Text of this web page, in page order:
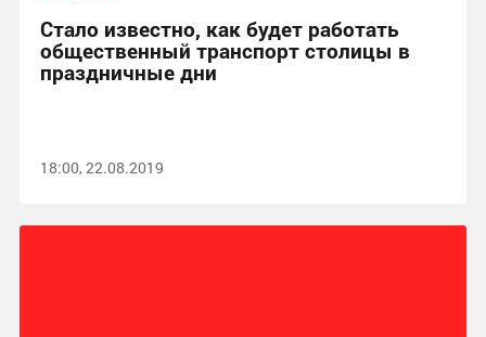
Стало известно, как будет работать
общественный транспорт столицы в
праздничные дни
18:00, 22.08.2019